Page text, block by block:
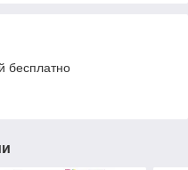
бесплатно